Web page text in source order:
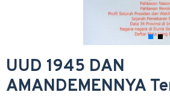
UUD 1945 DAN
AMANDEMENNYA